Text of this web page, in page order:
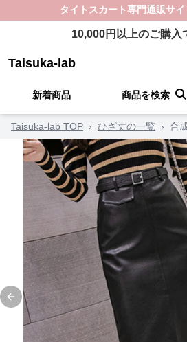
タイトスカート専門通販サイ
10,000円以上のご購入
Taisuka-lab
新着商品 商品を検索
Taisuka-lab TOP › ひざ丈の一覧 › 合
Previous slide